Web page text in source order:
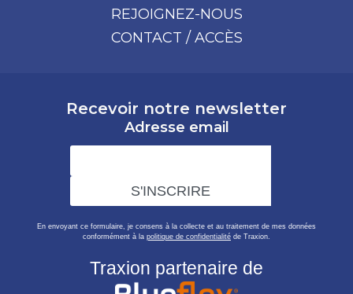
REJOIGNEZ-NOUS
CONTACT / ACCÈS
Recevoir notre newsletter
Adresse email
En envoyant ce formulaire, je consens à la collecte et au traitement de mes données
conformément à la politique de confidentialité de Traxion.
Traxion partenaire de